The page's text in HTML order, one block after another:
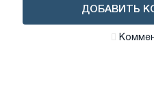
ДОБАВИТЬ